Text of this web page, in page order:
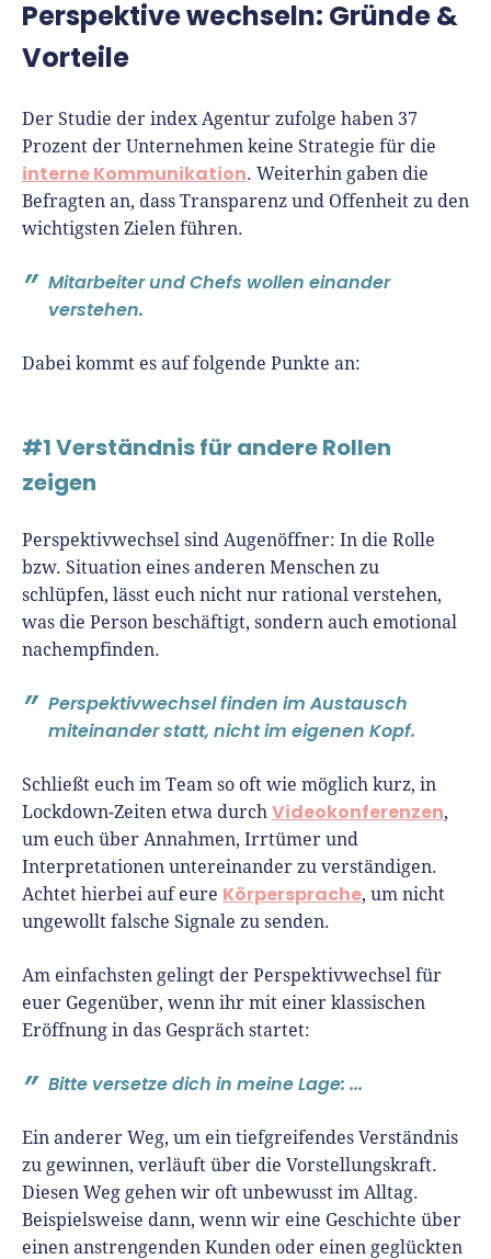
Weitere Tools & Vorlagen
Steuerberatung
Deals
Perspektive wechseln: Gründe &
Vorteile
Der Studie der index Agentur zufolge haben 37
Prozent der Unternehmen keine Strategie für die
interne Kommunikation. Weiterhin gaben die
Befragten an, dass Transparenz und Offenheit zu den
wichtigsten Zielen führen.
Mitarbeiter und Chefs wollen einander
verstehen.
Dabei kommt es auf folgende Punkte an:
#1 Verständnis für andere Rollen
zeigen
Perspektivwechsel sind Augenöffner: In die Rolle
bzw. Situation eines anderen Menschen zu
schlüpfen, lässt euch nicht nur rational verstehen,
was die Person beschäftigt, sondern auch emotional
nachempfinden.
Perspektivwechsel finden im Austausch
miteinander statt, nicht im eigenen Kopf.
Schließt euch im Team so oft wie möglich kurz, in
Lockdown-Zeiten etwa durch Videokonferenzen,
um euch über Annahmen, Irrtümer und
Interpretationen untereinander zu verständigen.
Achtet hierbei auf eure Körpersprache, um nicht
ungewollt falsche Signale zu senden.
Am einfachsten gelingt der Perspektivwechsel für
euer Gegenüber, wenn ihr mit einer klassischen
Eröffnung in das Gespräch startet:
Bitte versetze dich in meine Lage: ...
Ein anderer Weg, um ein tiefgreifendes Verständnis
zu gewinnen, verläuft über die Vorstellungskraft.
Diesen Weg gehen wir oft unbewusst im Alltag.
Beispielsweise dann, wenn wir eine Geschichte über
einen anstrengenden Kunden oder einen geglückten